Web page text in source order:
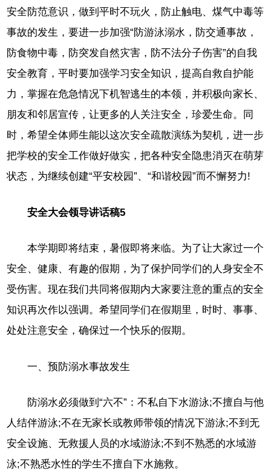
安全防范意识，做到平时不玩火，防止触电、煤气中毒等
事故的发生，要进一步加强“防游泳溺水，防交通事故，
防食物中毒，防突发自然灾害，防不法分子伤害”的自我
安全教育，平时要加强学习安全知识，提高自救自护能
力，掌握在危急情况下机智逃生的本领，并积极向家长、
朋友和邻居宣传，让更多的人关注安全，珍爱生命。同
时，希望全体师生能以这次安全疏散演练为契机，进一步
把学校的安全工作做好做实，把各种安全隐患消灭在萌芽
状态，为继续创建“平安校园”、“和谐校园”而不懈努力!
安全大会领导讲话稿5
本学期即将结束，暑假即将来临。为了让大家过一个
安全、健康、有趣的假期，为了保护同学们的人身安全不
受伤害。现在我们共同将假期内大家要注意的重点的安全
知识再次作以强调。希望同学们在假期里，时时、事事、
处处注意安全，确保过一个快乐的假期。
一、预防溺水事故发生
防溺水必须做到“六不”：不私自下水游泳;不擅自与他
人结伴游泳;不在无家长或教师带领的情况下游泳;不到无
安全设施、无救援人员的水域游泳;不到不熟悉的水域游
泳;不熟悉水性的学生不擅自下水施救。